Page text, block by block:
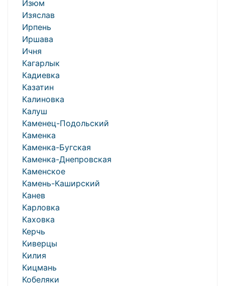
Изюм
Изяслав
Ирпень
Иршава
Ичня
Кагарлык
Кадиевка
Казатин
Калиновка
Калуш
Каменец-Подольский
Каменка
Каменка-Бугская
Каменка-Днепровская
Каменское
Камень-Каширский
Канев
Карловка
Каховка
Керчь
Киверцы
Килия
Кицмань
Кобеляки